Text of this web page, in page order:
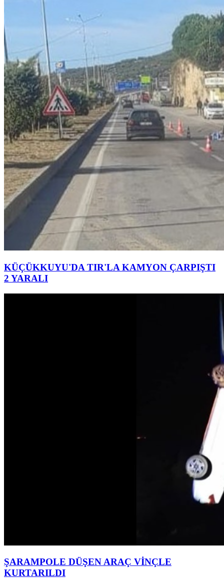
KÜÇÜKKUYU'DA TIR'LA KAMYON ÇARPIŞTI
2 YARALI
ŞARAMPOLE DÜŞEN ARAÇ VİNÇLE
KURTARILDI